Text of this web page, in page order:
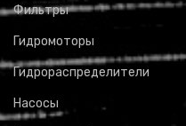
Фильтры
Гидромоторы
Гидрораспределители
Насосы